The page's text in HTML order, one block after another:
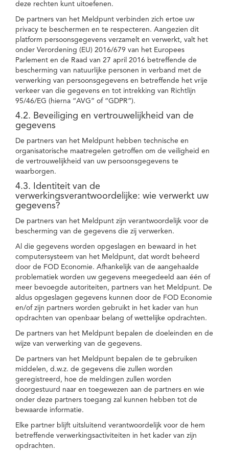
deze rechten kunt uitoefenen.
De partners van het Meldpunt verbinden zich ertoe uw
privacy te beschermen en te respecteren. Aangezien dit
platform persoonsgegevens verzamelt en verwerkt, valt het
onder Verordening (EU) 2016/679 van het Europees
Parlement en de Raad van 27 april 2016 betreffende de
bescherming van natuurlijke personen in verband met de
verwerking van persoonsgegevens en betreffende het vrije
verkeer van die gegevens en tot intrekking van Richtlijn
95/46/EG (hierna “AVG” of “GDPR”).
4.2. Beveiliging en vertrouwelijkheid van de
gegevens
De partners van het Meldpunt hebben technische en
organisatorische maatregelen getroffen om de veiligheid en
de vertrouwelijkheid van uw persoonsgegevens te
waarborgen.
4.3. Identiteit van de
verwerkingsverantwoordelijke: wie verwerkt uw
gegevens?
De partners van het Meldpunt zijn verantwoordelijk voor de
bescherming van de gegevens die zij verwerken.
Al die gegevens worden opgeslagen en bewaard in het
computersysteem van het Meldpunt, dat wordt beheerd
door de FOD Economie. Afhankelijk van de aangehaalde
problematiek worden uw gegevens meegedeeld aan één of
meer bevoegde autoriteiten, partners van het Meldpunt. De
aldus opgeslagen gegevens kunnen door de FOD Economie
en/of zijn partners worden gebruikt in het kader van hun
opdrachten van openbaar belang of wettelijke opdrachten.
De partners van het Meldpunt bepalen de doeleinden en de
wijze van verwerking van de gegevens.
De partners van het Meldpunt bepalen de te gebruiken
middelen, d.w.z. de gegevens die zullen worden
geregistreerd, hoe de meldingen zullen worden
doorgestuurd naar en toegewezen aan de partners en wie
onder deze partners toegang zal kunnen hebben tot de
bewaarde informatie.
Elke partner blijft uitsluitend verantwoordelijk voor de hem
betreffende verwerkingsactiviteiten in het kader van zijn
opdrachten.